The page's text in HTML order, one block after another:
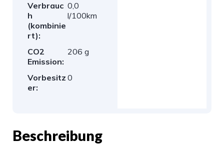
Verbrauc
h
(kombinie
rt):
0,0
l/100km
CO2
Emission:
206 g
Vorbesitz
er:
0
Beschreibung